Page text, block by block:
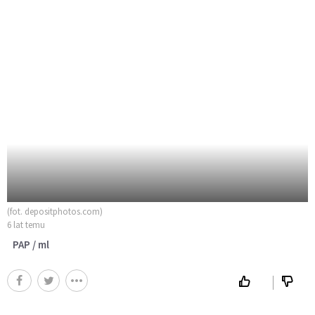
(fot. depositphotos.com)
6 lat temu
PAP / ml